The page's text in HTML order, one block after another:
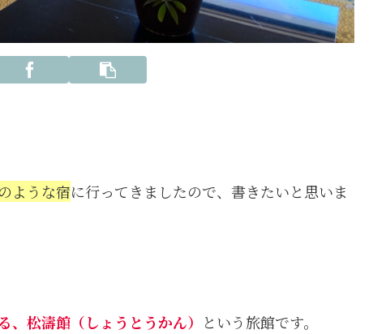
ような宿に行ってきましたので、書きたいと思いま
松濤館（しょうとうかん） という旅館です。